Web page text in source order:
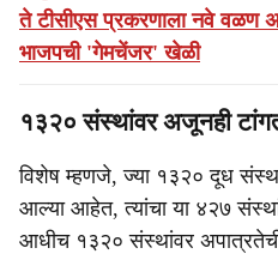
ते टीसीएस प्रकरणाला नवे वळण
भाजपची 'गेमचेंजर' खेळी
१३२० संस्थांवर अजूनही
विशेष म्हणजे, ज्या १३२० दूध
आल्या आहेत, त्यांचा या ४२७
आधीच १३२० संस्थांवर